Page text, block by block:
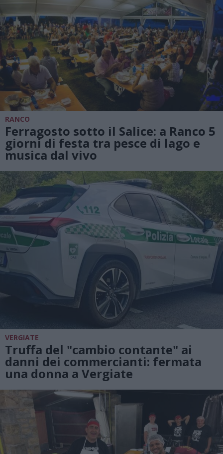
RANCO
Ferragosto sotto il Salice: a Ranco 5
giorni di festa tra pesce di lago e
musica dal vivo
VERGIATE
Truffa del "cambio contante" ai
danni dei commercianti: fermata
una donna a Vergiate